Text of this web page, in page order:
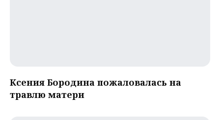
Ксения Бородина пожаловалась на
травлю матери